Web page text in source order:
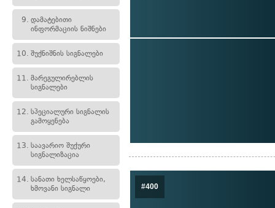
9. დამატებითი
ინფორმაციის ნიშნები
10. შუქნიშნის სიგნალები
11. მარეგულირებლის
სიგნალები
12. სპეციალური სიგნალის
გამოყენება
13. საავარიო შუქური
სიგნალიზაცია
14. სანათი ხელსაწყოები,
ხმოვანი სიგნალი
#400